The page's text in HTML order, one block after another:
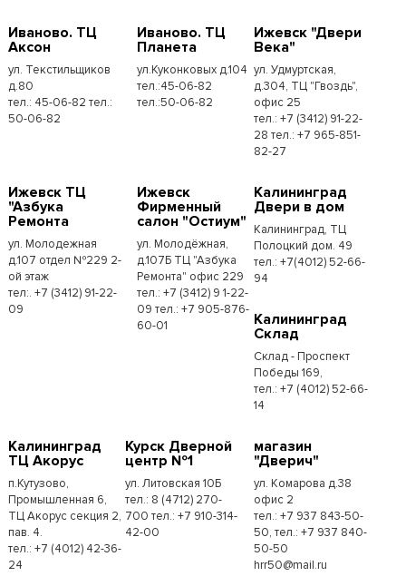
Иваново. ТЦ
Аксон
ул. Текстильщиков
д.80
тел.: 45-06-82 тел.:
50-06-82
Иваново. ТЦ
Планета
ул.Куконковых д.104
тел.:45-06-82
тел.:50-06-82
Ижевск "Двери
Века"
ул. Удмуртская,
д.304, ТЦ "Гвоздь",
офис 25
тел.: +7 (3412) 91-22-
28 тел.: +7 965-851-
82-27
Ижевск ТЦ
"Азбука
Ремонта
ул. Молодежная
д.107 отдел №229 2-
ой этаж
тел:. +7 (3412) 91-22-
09
Ижевск
Фирменный
салон "Остиум"
ул. Молодёжная,
д.107Б ТЦ "Азбука
Ремонта" офис 229
тел.: +7 (3412) 9 1-22-
09 тел.: +7 905-876-
60-01
Калининград
Двери в дом
Калининград, ТЦ
Полоцкий дом. 49
тел.: +7(4012) 52-66-
94
Калининград
Склад
Склад - Проспект
Победы 169,
тел.:​ +7 (4012) 52-66-
14
Калининград
ТЦ Акорус
п.Кутузово,
Промышленная 6,
ТЦ Акорус секция 2,
пав. 4.
тел.: +7 (4012) 42-36-
24
Курск Дверной
центр №1
ул. Литовская 10Б
тел.: 8 (4712) 270-
700 тел.: +7 910-314-
42-00
магазин
"Дверич"
ул. Комарова д.38
офис 2
тел.: +7 937 843-50-
50, тел.: +7 937 840-
50-50
hrr50@mail.ru